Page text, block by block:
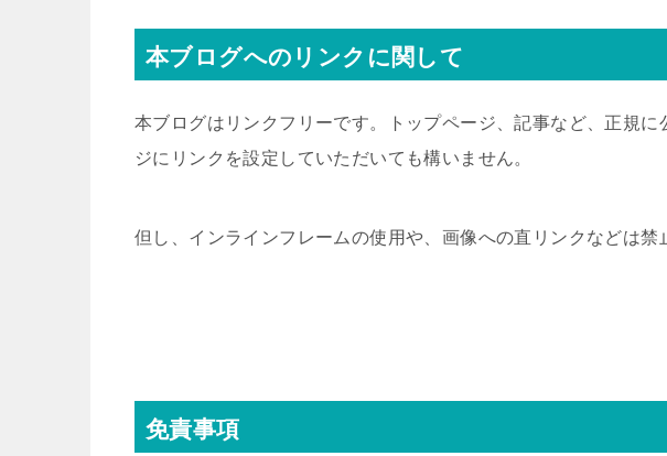
本ブログへのリンクに関して
本ブログはリンクフリーです。トップページ、記事など、正規
ジにリンクを設定していただいても構いません。
但し、インラインフレームの使用や、画像への直リンクなどは禁
免責事項